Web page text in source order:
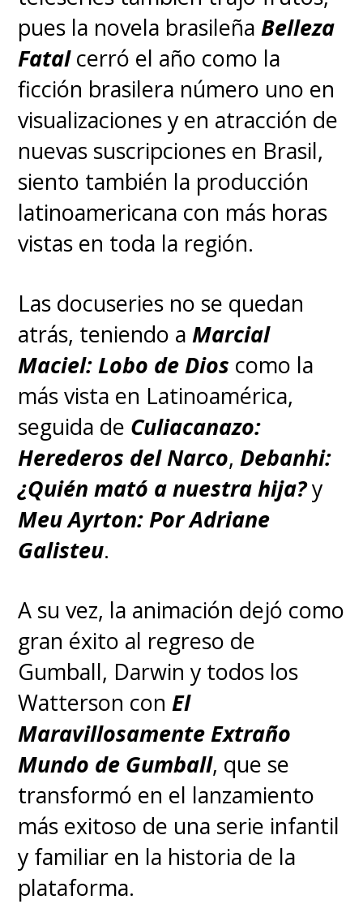
pues la novela brasileñaBelleza
Fatal cerró el año como la
ficción brasilera número uno en
visualizaciones y en atracción de
nuevas suscripciones en Brasil,
siento también la producción
latinoamericana con más horas
vistas en toda la región.
Las docuseries no se quedan
atrás, teniendo a Marcial
Maciel: Lobo de Dios como la
más vista en Latinoamérica,
seguida de Culiacanazo:
Herederos del Narco,Debanhi:
¿Quién mató a nuestra hija?y
Meu Ayrton: Por Adriane
Galisteu.
A su vez, la animación dejó como
gran éxito al regreso de
Gumball, Darwin y todos los
Watterson conEl
Maravillosamente Extraño
Mundo de Gumball, que se
transformó en el lanzamiento
más exitoso de una serie infantil
y familiar en la historia de la
plataforma.